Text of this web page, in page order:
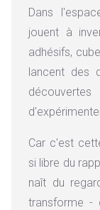
Dans
jouent à
adhésifs,
lancent des
Car c'est
si libre du
naît du
transforme -